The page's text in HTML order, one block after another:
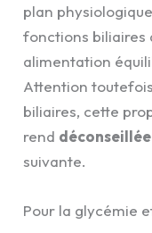
plan
fonctions biliaires
alimentation
Attention
biliaires, cette
rend déconseillée
suivante.
Pour la glycémie